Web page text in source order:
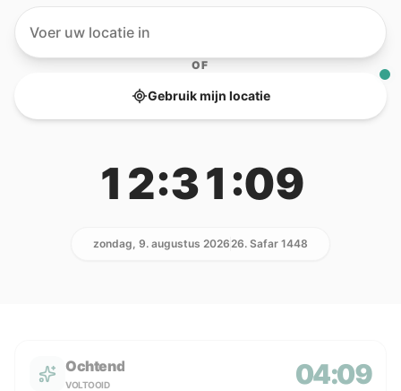
OF
Gebruik mijn locatie
12:31:09
zondag, 9. augustus 202626. Safar 1448
Ochtend
VOLTOOID 04:09